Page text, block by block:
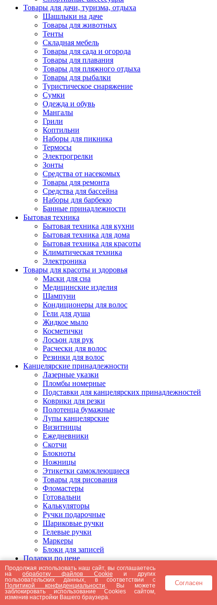
Товары для дачи, туризма, отдыха
Шашлыки на даче
Товары для животных
Тенты
Складная мебель
Товары для сада и огорода
Товары для плавания
Товары для пляжного отдыха
Товары для рыбалки
Туристическое снаряжение
Сумки
Одежда и обувь
Мангалы
Грили
Коптильни
Наборы для пикника
Термосы
Электрогрелки
Зонты
Средства от насекомых
Товары для ремонта
Средства для бассейна
Наборы для барбекю
Банные принадлежности
Бытовая техника
Бытовая техника для кухни
Бытовая техника для дома
Бытовая техника для красоты
Климатическая техника
Электроника
Товары для красоты и здоровья
Маски для сна
Медицинские изделия
Шампуни
Кондиционеры для волос
Гели для душа
Жидкое мыло
Косметички
Лосьон для рук
Расчески для волос
Резинки для волос
Канцелярские принадлежности
Лазерные указки
Пломбы номерные
Подставки для канцелярских принадлежностей
Коврики для резки
Полотенца бумажные
Лупы канцелярские
Визитницы
Ежедневники
Скотчи
Блокноты
Ножницы
Этикетки самоклеющиеся
Товары для рисования
Фломастеры
Готовальни
Калькуляторы
Ручки подарочные
Шариковые ручки
Гелевые ручки
Маркеры
Блоки для записей
Подарки по цене
Подарки от 5000 рублей
Подарки до 5000 рублей
Подарки до 3000 рублей
Подарки до 2000 рублей
Подарки до 1000 рублей
Продолжая использовать наш сайт, вы соглашаетесь
наобработку файлов Cookie и других
пользовательских данных, в соответствии с
Политикой конфиденциальности . Вы можете
заблокировать использование Cookies сайтом,
изменив настройки Вашего браузера.
Согласен